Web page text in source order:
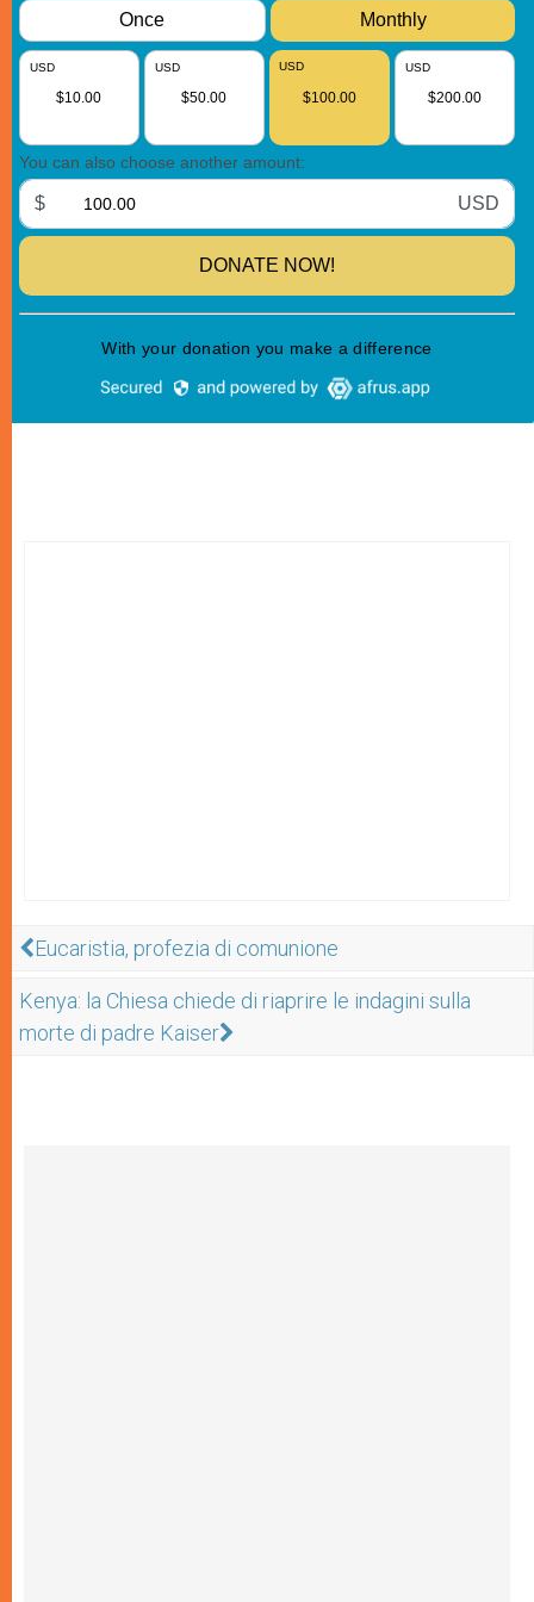
Eucaristia, profezia di comunione
Kenya: la Chiesa chiede di riaprire le indagini sulla
morte di padre Kaiser